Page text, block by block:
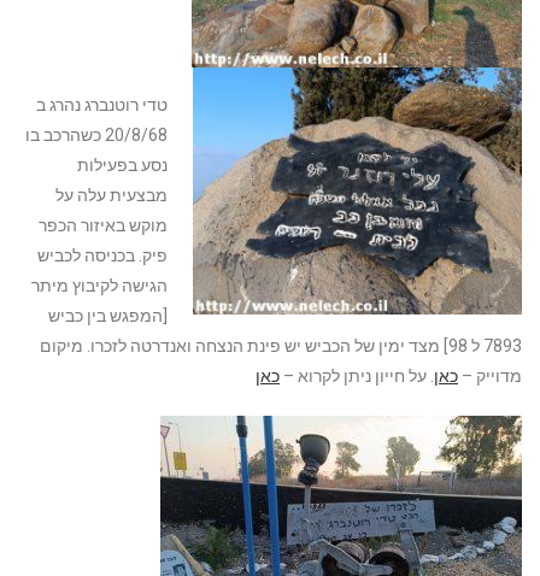
טדי רוטנברג נהרג ב
20/8/68 כשהרכב בו
נסע בפעילות
מבצעית עלה על
מוקש באיזור הכפר
פיק. בכניסה לכביש
הגישה לקיבוץ מיתר
[המפגש בין כביש
7893 ל 98] מצד ימין של הכביש יש פינת הנצחה ואנדרטה לזכרו. מיקום
מדוייק – כאן. על חייון ניתן לקרוא – כאן